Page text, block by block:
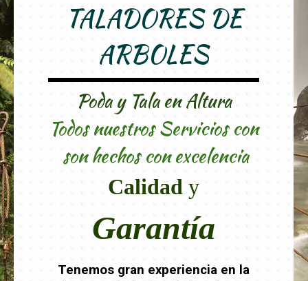
TALADORES DE
ARBOLES
Poda y Tala en Altura
Todos nuestros Servicios con
son hechos con excelencia
Calidad y
Garantía
Tenemos gran experiencia en la